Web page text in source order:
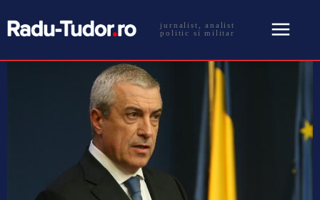
jurnalist, analist
politic si militar